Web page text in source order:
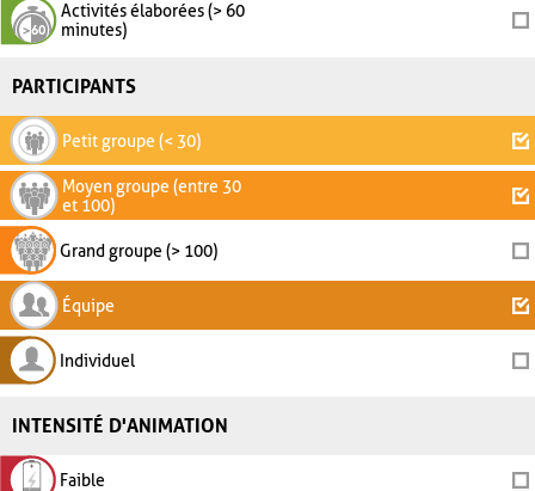
Activités élaborées (> 60
minutes)
PARTICIPANTS
Petit groupe (< 30)
Moyen groupe (entre 30
et 100)
Grand groupe (> 100)
Équipe
Individuel
INTENSITÉ D'ANIMATION
Faible